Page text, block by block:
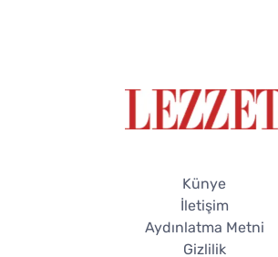
Künye
İletişim
Aydınlatma Metni
Gizlilik